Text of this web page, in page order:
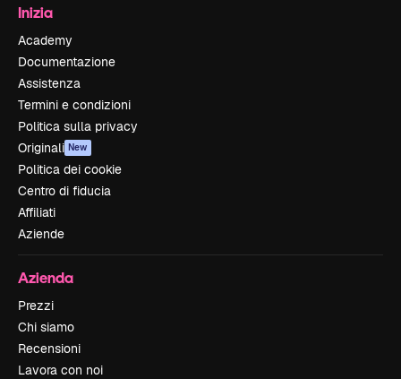
Inizia
Academy
Documentazione
Assistenza
Termini e condizioni
Politica sulla privacy
Originali New
Politica dei cookie
Centro di fiducia
Affiliati
Aziende
Azienda
Prezzi
Chi siamo
Recensioni
Lavora con noi